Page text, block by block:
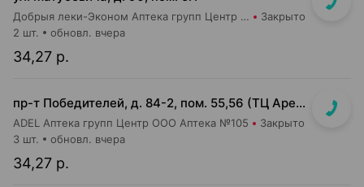
Добрыя леки-Эконом Аптека групп Центр ООО Аптека №17 Закрыто
34,27 р.
2 шт. обновл. вчера
пр-т Победителей, д. 84-2, пом. 55,56 (ТЦ Арена Сити, напротив центр. входа)
ADEL Аптека групп Центр ООО Аптека №105 Закрыто
34,27 р.
3 шт. обновл. вчера